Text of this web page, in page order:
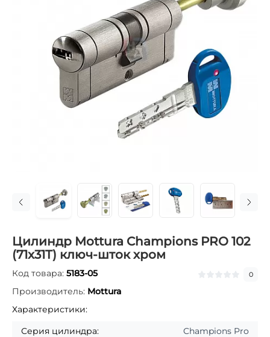
Цилиндр Mottura Champions PRO 102
(71x31T) ключ-шток хром
0
Код товара: 5183-05
Производитель: Mottura
Характеристики:
Серия цилиндра:
Champions Pro